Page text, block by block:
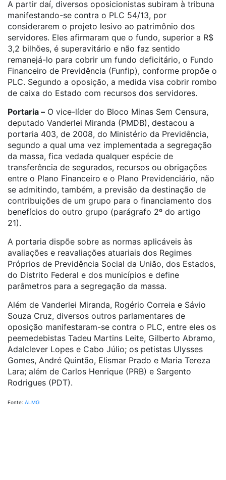
A partir daí, diversos oposicionistas subiram à tribuna
manifestando-se contra o PLC 54/13, por
considerarem o projeto lesivo ao patrimônio dos
servidores. Eles afirmaram que o fundo, superior a R$
3,2 bilhões, é superavitário e não faz sentido
remanejá-lo para cobrir um fundo deficitário, o Fundo
Financeiro de Previdência (Funfip), conforme propõe o
PLC. Segundo a oposição, a medida visa cobrir rombo
de caixa do Estado com recursos dos servidores.
Portaria – O vice-líder do Bloco Minas Sem Censura,
deputado Vanderlei Miranda (PMDB), destacou a
portaria 403, de 2008, do Ministério da Previdência,
segundo a qual uma vez implementada a segregação
da massa, fica vedada qualquer espécie de
transferência de segurados, recursos ou obrigações
entre o Plano Financeiro e o Plano Previdenciário, não
se admitindo, também, a previsão da destinação de
contribuições de um grupo para o financiamento dos
benefícios do outro grupo (parágrafo 2º do artigo
21).
A portaria dispõe sobre as normas aplicáveis às
avaliações e reavaliações atuariais dos Regimes
Próprios de Previdência Social da União, dos Estados,
do Distrito Federal e dos municípios e define
parâmetros para a segregação da massa.
Além de Vanderlei Miranda, Rogério Correia e Sávio
Souza Cruz, diversos outros parlamentares de
oposição manifestaram-se contra o PLC, entre eles os
peemedebistas Tadeu Martins Leite, Gilberto Abramo,
Adalclever Lopes e Cabo Júlio; os petistas Ulysses
Gomes, André Quintão, Elismar Prado e Maria Tereza
Lara; além de Carlos Henrique (PRB) e Sargento
Rodrigues (PDT).
Fonte: ALMG